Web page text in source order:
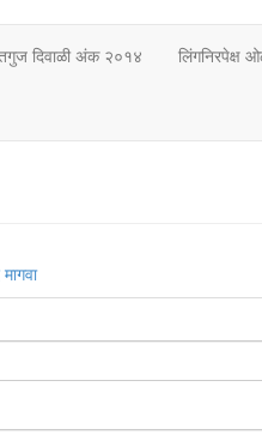
दिवाळी अंक २०१४ लिंगनिरपेक्ष